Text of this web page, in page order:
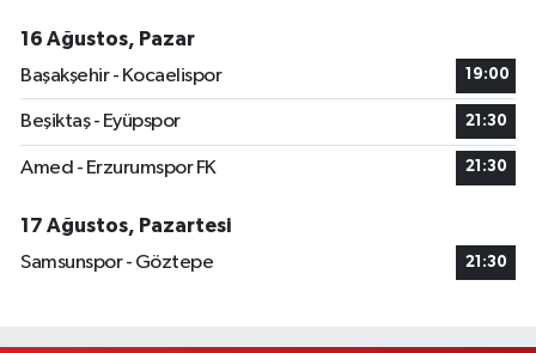
16 Ağustos, Pazar
Başakşehir - Kocaelispor
19:00
Beşiktaş - Eyüpspor 21:30
Amed - Erzurumspor FK 21:30
17 Ağustos, Pazartesi
Samsunspor - Göztepe
21:30